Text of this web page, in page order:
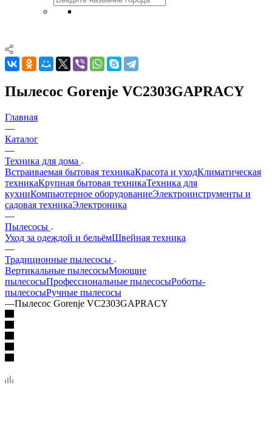
Пылесос Gorenje VC2303GAPRACY
Главная
—
Каталог
—
Техника для дома
Встраиваемая бытовая техникаКрасота и уходКлиматическая
техникаКрупная бытовая техникаТехника для
кухниКомпьютерное оборудованиеЭлектроинструменты и
садовая техникаЭлектроника
—
Пылесосы
Уход за одеждой и бельёмШвейная техника
—
Традиционные пылесосы
Вертикальные пылесосыМоющие
пылесосыПрофессиональные пылесосыРоботы-
пылесосыРучные пылесосы
—Пылесос Gorenje VC2303GAPRACY